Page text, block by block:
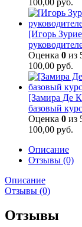
[Игорь
Оценка 0 из
100,00 руб.
[Замира Де
базовый
Оценка 0 из
100,00 руб.
Описание
Отзывы (0)
Описание
Отзывы (0)
Отзывы